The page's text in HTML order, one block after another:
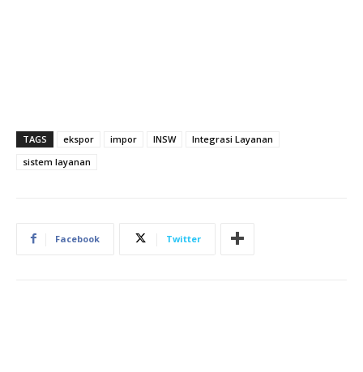
TAGS ekspor impor INSW
Integrasi Layanan
sistem layanan
Facebook Twitter